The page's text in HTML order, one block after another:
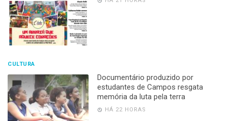
CULTURA
Documentário produzido por
estudantes de Campos resgata
memória da luta pela terra
HÁ 22 HORAS